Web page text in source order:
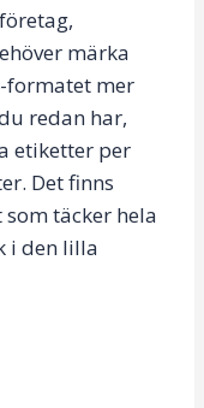
märka
formatet mer
redan har,
etiketter per
Det finns
täcker hela
i den lilla